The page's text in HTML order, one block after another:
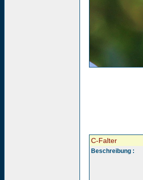
C-Falter
Beschreibung :